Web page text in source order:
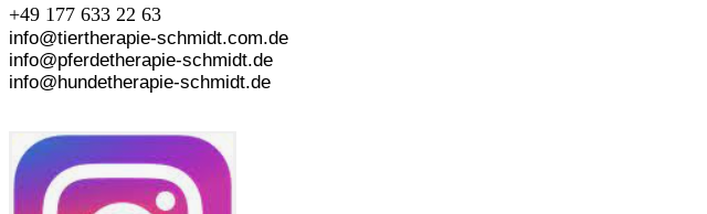
+49 177 633 22 63
info@tiertherapie-schmidt.com.de
info@pferdetherapie-schmidt.de
info@hundetherapie-schmidt.de